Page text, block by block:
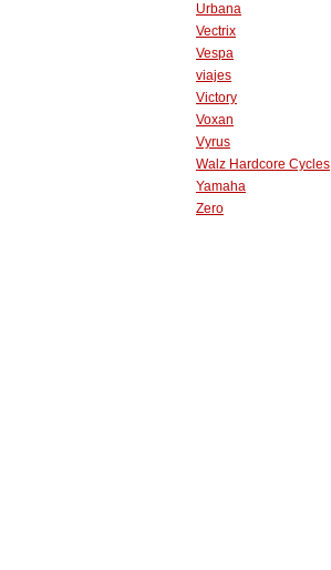
Urbana
Vectrix
Vespa
viajes
Victory
Voxan
Vyrus
Walz Hardcore Cycles
Yamaha
Zero